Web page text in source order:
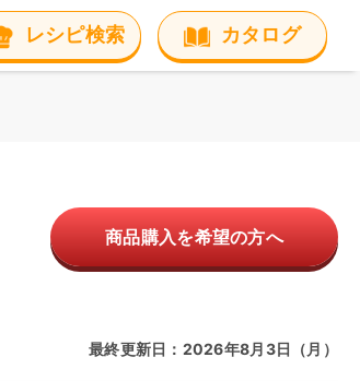
レシピ検索 カタログ
商品購入を希望の方へ
最終更新日：2026年8月3日（月）